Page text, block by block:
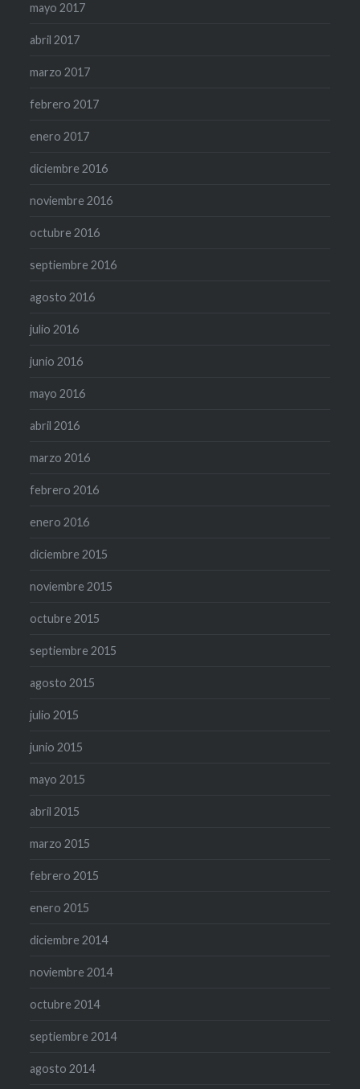
mayo 2017
abril 2017
marzo 2017
febrero 2017
enero 2017
diciembre 2016
noviembre 2016
octubre 2016
septiembre 2016
agosto 2016
julio 2016
junio 2016
mayo 2016
abril 2016
marzo 2016
febrero 2016
enero 2016
diciembre 2015
noviembre 2015
octubre 2015
septiembre 2015
agosto 2015
julio 2015
junio 2015
mayo 2015
abril 2015
marzo 2015
febrero 2015
enero 2015
diciembre 2014
noviembre 2014
octubre 2014
septiembre 2014
agosto 2014